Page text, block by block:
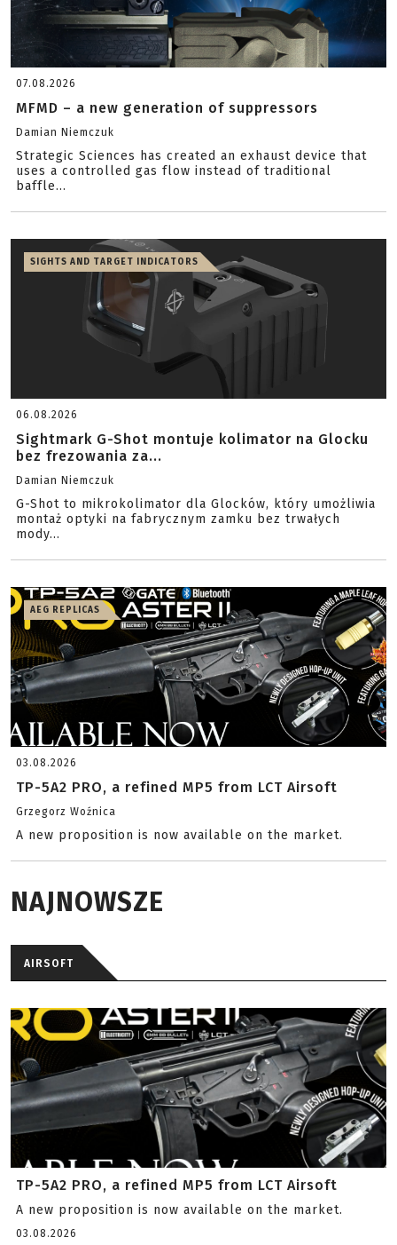
07.08.2026
MFMD – a new generation of suppressors
Damian Niemczuk
Strategic Sciences has created an exhaust device that
uses a controlled gas flow instead of traditional
baffle...
SIGHTS AND TARGET INDICATORS
06.08.2026
Sightmark G-Shot montuje kolimator na Glocku
bez frezowania za...
Damian Niemczuk
G-Shot to mikrokolimator dla Glocków, który umożliwia
montaż optyki na fabrycznym zamku bez trwałych
mody...
AEG REPLICAS
03.08.2026
TP-5A2 PRO, a refined MP5 from LCT Airsoft
Grzegorz Woźnica
A new proposition is now available on the market.
NAJNOWSZE
AIRSOFT
TP-5A2 PRO, a refined MP5 from LCT Airsoft
A new proposition is now available on the market.
03.08.2026